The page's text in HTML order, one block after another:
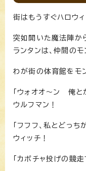
街はもうすぐハロウィ
突如開いた魔法陣か
ランタンは、仲間のモ
わが街の体育館をモ
「ウォオオ〜ン 俺
ウルフマン！
「フフフ、私とどっ
ウィッチ！
「カボチャ投げの競